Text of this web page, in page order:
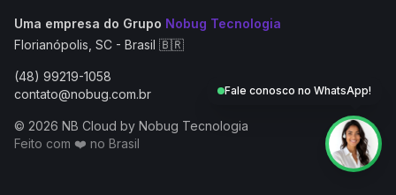
Uma empresa do Grupo Nobug Tecnologia
Florianópolis, SC - Brasil 🇧🇷
(48) 99219-1058
contato@nobug.com.br
© 2026 NB Cloud by Nobug Tecnologia
Feito com ❤️ no Brasil
NB Cloud by Nobug Tecnologia — Cloud computing,
Fale conosco no WhatsApp!